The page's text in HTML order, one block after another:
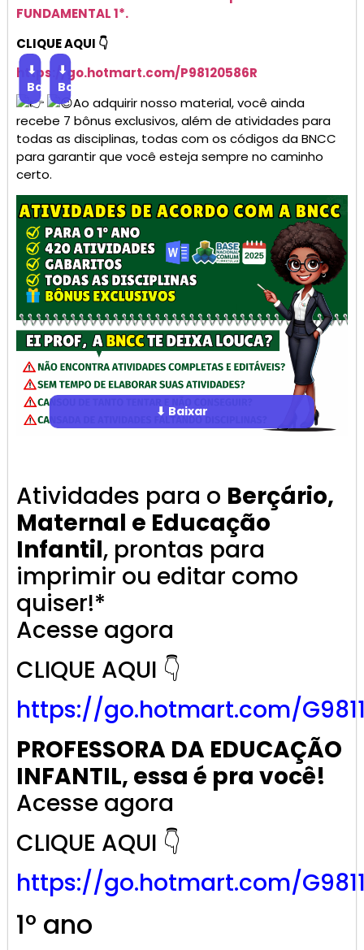
FUNDAMENTAL 1*.
CLIQUE AQUI 👇
https://go.hotmart.com/P98120586R
⬇
Baixar
⬇
Baixar
Ao adquirir nosso material, você ainda
recebe 7 bônus exclusivos, além de atividades para
todas as disciplinas, todas com os códigos da BNCC
para garantir que você esteja sempre no caminho
certo.
⬇ Baixar
Atividades para o Berçário,
Maternal e Educação
Infantil, prontas para
imprimir ou editar como
quiser!*
Acesse agora
CLIQUE AQUI 👇
https://go.hotmart.com/
PROFESSORA DA EDUCAÇÃO
INFANTIL, essa é pra você!
Acesse agora
CLIQUE AQUI 👇
https://go.hotmart.com/
1º ano